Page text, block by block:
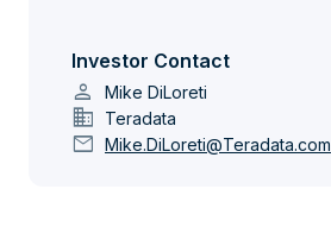
Investor Contact
person Mike DiLoreti
domain Teradata
mail Mike.DiLoreti@Teradata.com